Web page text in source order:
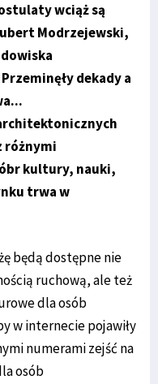
wciąż są
Modrzejewski,
dekady a
różnymi
kultury, nauki,
trwa w
będą dostępne nie
ruchową, ale też
dla osób
w internecie pojawiły
numerami zejść na
osób